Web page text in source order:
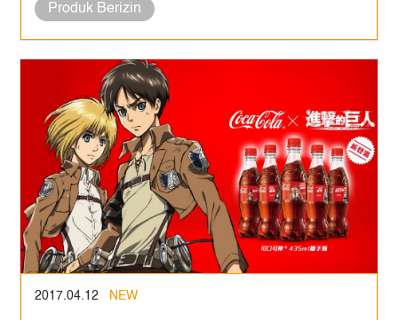
Produk Berizin
2017.04.12 NEW